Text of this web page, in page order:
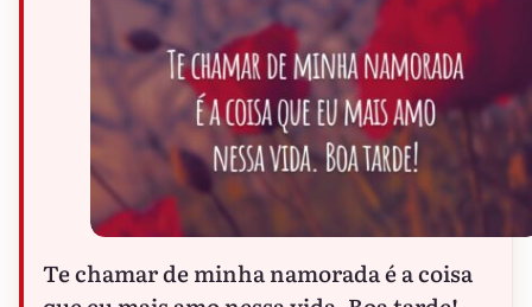
Te chamar de minha namorada é a coisa